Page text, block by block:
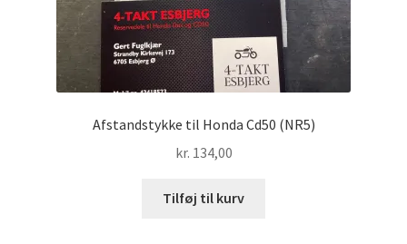
Afstandstykke til Honda Cd50 (NR5)
kr. 134,00
Tilføj til kurv